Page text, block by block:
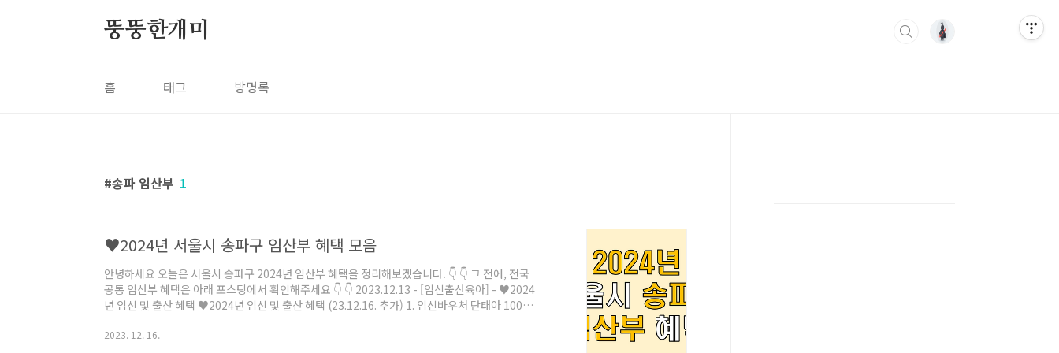
뚱뚱한개미
홈 태그 방명록
송파 임산부 1
♥2024년 서울시 송파구 임산부 혜택 모음
안녕하세요 오늘은 서울시 송파구 2024년 임산부 혜택을 정리해보겠습니다. 👇 👇 그 전에, 전국
공통 임산부 혜택은 아래 포스팅에서 확인해주세요 👇 👇 2023.12.13 - [임신출산육아] - ♥2024
년 임신 및 출산 혜택 ♥2024년 임신 및 출산 혜택 (23.12.16. 추가) 1. 임신바우처 단태아 100만
가능합니다. 1)사용기간은 출산일로부터 2년 내, 2)국민행복카드를 통해 afatant.com 1. 출산축
2023. 12. 16.